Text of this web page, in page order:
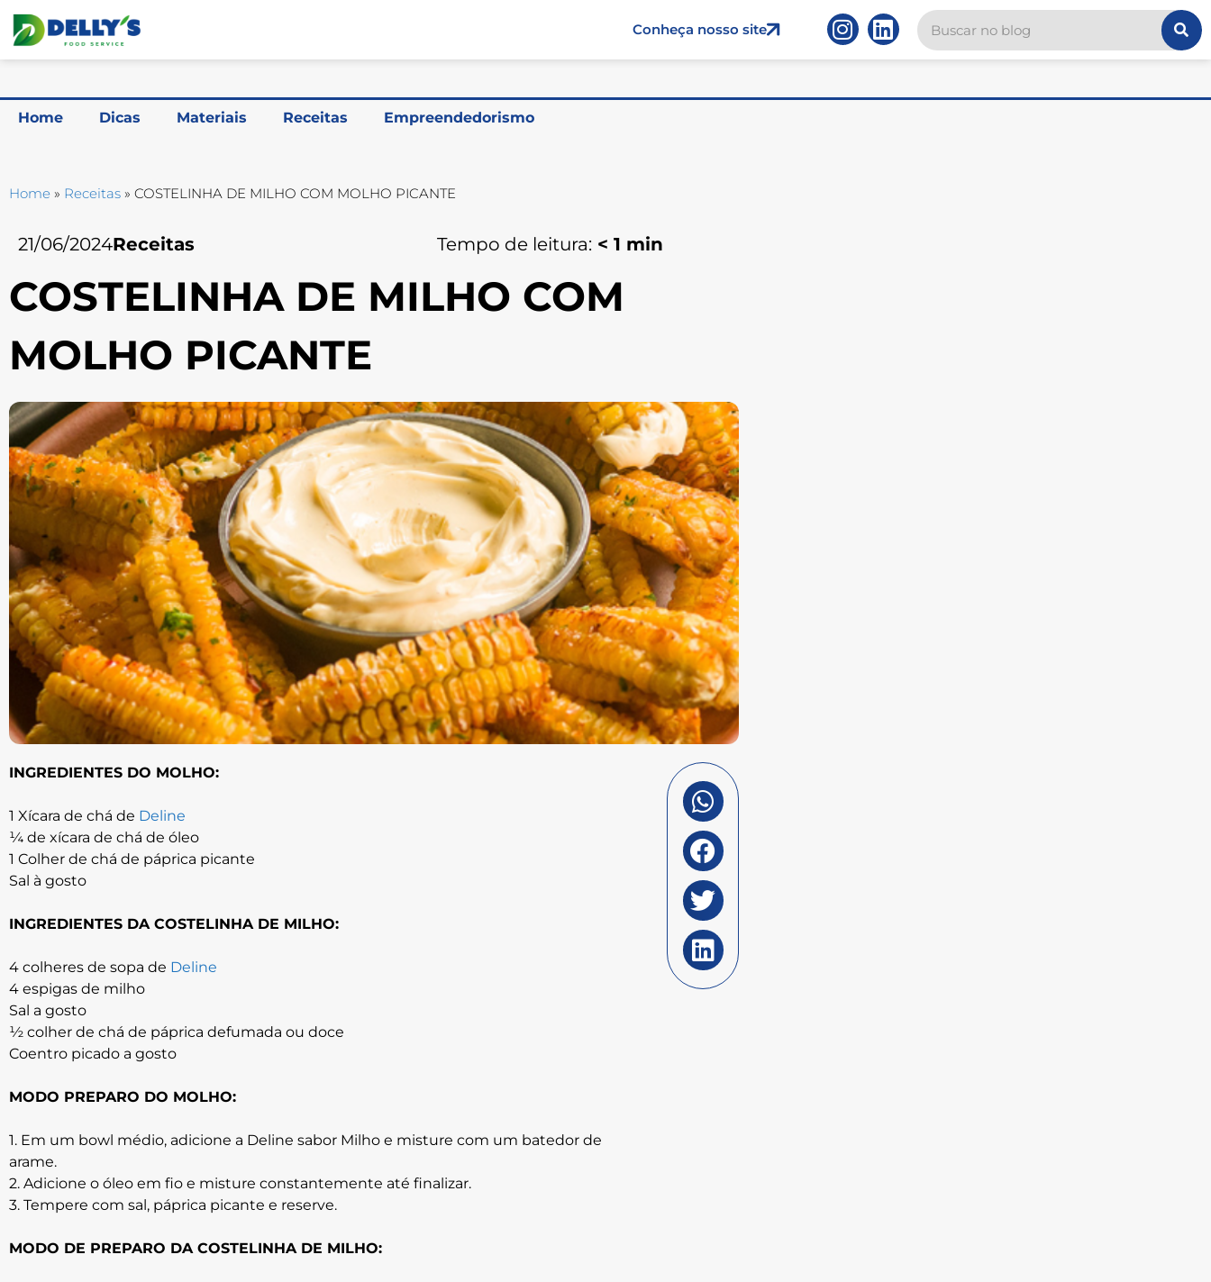
Conheça nosso site
Home Dicas Materiais Receitas Empreendedorismo
Home » Receitas » COSTELINHA DE MILHO COM MOLHO PICANTE
21/06/2024Receitas Tempo de leitura: < 1 min
COSTELINHA DE MILHO COM
MOLHO PICANTE
INGREDIENTES DO MOLHO:
1 Xícara de chá de Deline
¼ de xícara de chá de óleo
1 Colher de chá de páprica picante
Sal à gosto
INGREDIENTES DA COSTELINHA DE MILHO:
4 colheres de sopa de Deline
4 espigas de milho
Sal a gosto
½ colher de chá de páprica defumada ou doce
Coentro picado a gosto
MODO PREPARO DO MOLHO:
1. Em um bowl médio, adicione a Deline sabor Milho e misture com um batedor de
arame.
2. Adicione o óleo em fio e misture constantemente até finalizar.
3. Tempere com sal, páprica picante e reserve.
MODO DE PREPARO DA COSTELINHA DE MILHO: